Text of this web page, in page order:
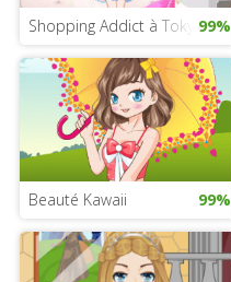
Shopping Addict à Tokyo99%
Beauté Kawaii 99%